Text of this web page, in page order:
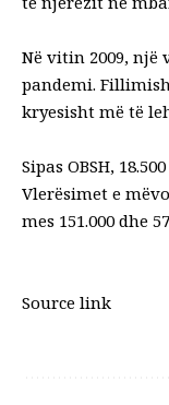
Në vitin 2009,
pandemi.
kryesisht më të
Sipas OBSH,
Vlerësimet e
mes 151.000 dhe
Source link